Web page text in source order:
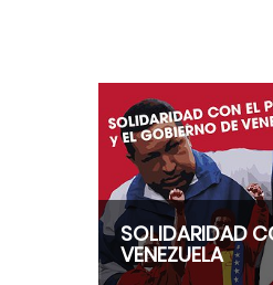
SOLIDARIDAD
VENEZUELA